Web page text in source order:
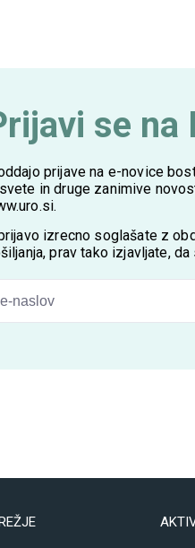
se na
prijave na e-novice
in druge zanimive
.
izrecno soglašate z
prav tako izjavljate,
prijave na e-novice boste na